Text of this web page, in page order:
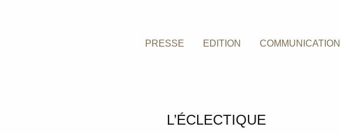
PRESSE EDITION COMMUNICATION
L’ÉCLECTIQUE